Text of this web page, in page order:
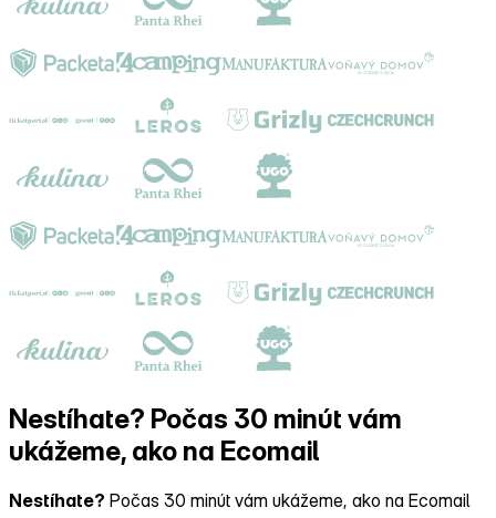
Nestíhate? Počas 30 minút vám
ukážeme, ako na Ecomail
Nestíhate? Počas 30 minút vám ukážeme, ako na Ecomail